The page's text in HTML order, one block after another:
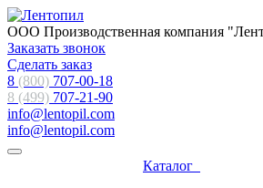
ООО Производственная компания
Заказать звонок
Сделать заказ
8 (800) 707-00-18
8 (499) 707-21-90
info@lentopil.com
info@lentopil.com
Каталог